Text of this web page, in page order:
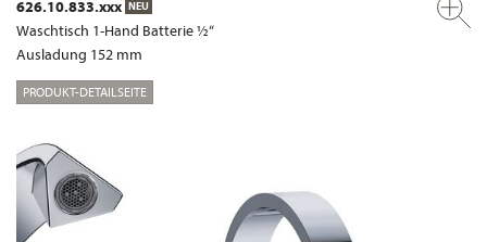
626.10.833.xxx NEU
Waschtisch 1-Hand Batterie ½“
Ausladung 152 mm
PRODUKT-DETAILSEITE